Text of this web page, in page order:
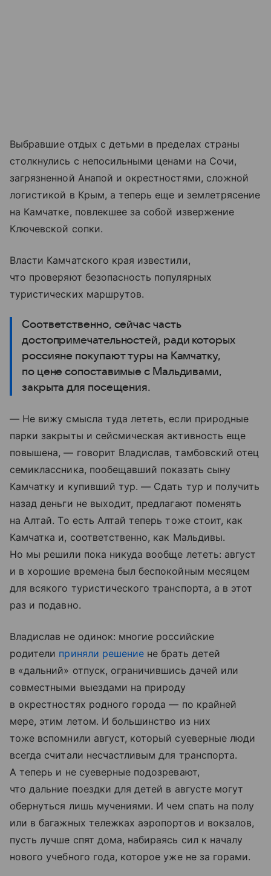
Выбравшие отдых с детьми в пределах страны
столкнулись с непосильными ценами на Сочи,
загрязненной Анапой и окрестностями, сложной
логистикой в Крым, а теперь еще и землетрясение
на Камчатке, повлекшее за собой извержение
Ключевской сопки.
Власти Камчатского края известили,
что проверяют безопасность популярных
туристических маршрутов.
Соответственно, сейчас часть
достопримечательностей, ради которых
россияне покупают туры на Камчатку,
по цене сопоставимые с Мальдивами,
закрыта для посещения.
— Не вижу смысла туда лететь, если природные
парки закрыты и сейсмическая активность еще
повышена, — говорит Владислав, тамбовский отец
семиклассника, пообещавший показать сыну
Камчатку и купивший тур. — Сдать тур и получить
назад деньги не выходит, предлагают поменять
на Алтай. То есть Алтай теперь тоже стоит, как
Камчатка и, соответственно, как Мальдивы.
Но мы решили пока никуда вообще лететь: август
и в хорошие времена был беспокойным месяцем
для всякого туристического транспорта, а в этот
раз и подавно.
Владислав не одинок: многие российские
родители приняли решение не брать детей
в «дальний» отпуск, ограничившись дачей или
совместными выездами на природу
в окрестностях родного города — по крайней
мере, этим летом. И большинство из них
тоже вспомнили август, который суеверные люди
всегда считали несчастливым для транспорта.
А теперь и не суеверные подозревают,
что дальние поездки для детей в августе могут
обернуться лишь мучениями. И чем спать на полу
или в багажных тележках аэропортов и вокзалов,
пусть лучше спят дома, набираясь сил к началу
нового учебного года, которое уже не за горами.